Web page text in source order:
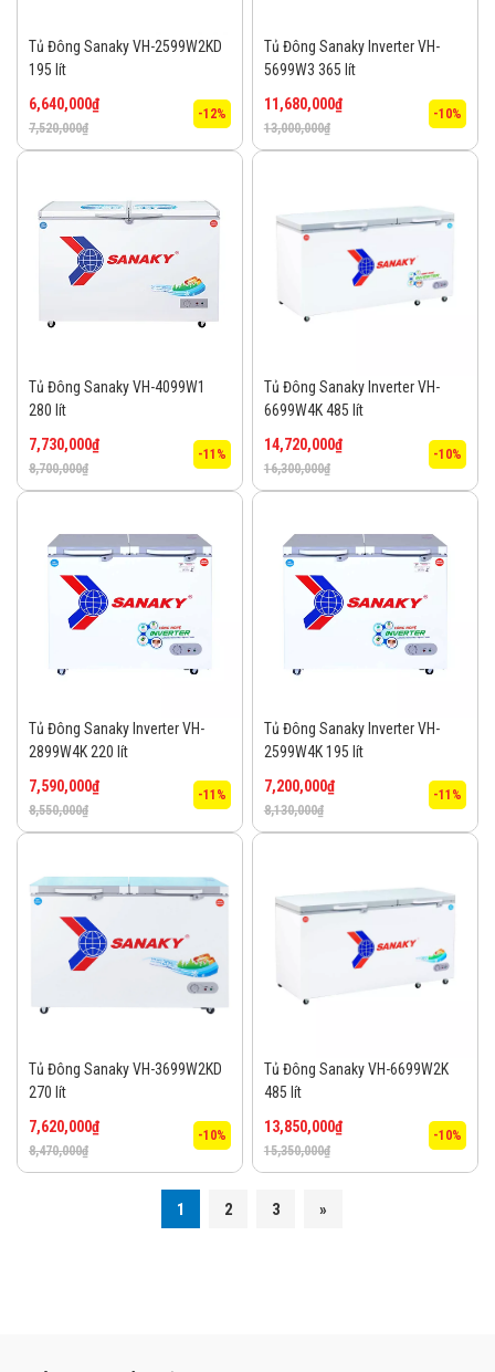
Tủ Đông Sanaky VH-2599W2KD
195 lít
7,520,000₫
6,640,000₫
-12%
Tủ Đông Sanaky Inverter VH-
5699W3 365 lít
13,000,000₫
11,680,000₫
-10%
Tủ Đông Sanaky VH-4099W1
280 lít
8,700,000₫
7,730,000₫
-11%
Tủ Đông Sanaky Inverter VH-
6699W4K 485 lít
16,300,000₫
14,720,000₫
-10%
Tủ Đông Sanaky Inverter VH-
2899W4K 220 lít
8,550,000₫
7,590,000₫
-11%
Tủ Đông Sanaky Inverter VH-
2599W4K 195 lít
8,130,000₫
7,200,000₫
-11%
Tủ Đông Sanaky VH-3699W2KD
270 lít
8,470,000₫
7,620,000₫
-10%
Tủ Đông Sanaky VH-6699W2K
485 lít
15,350,000₫
13,850,000₫
-10%
1 2 3 »